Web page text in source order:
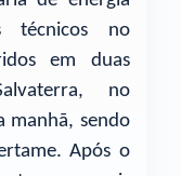
técnicos no
em duas
no
manhã, sendo
Após o